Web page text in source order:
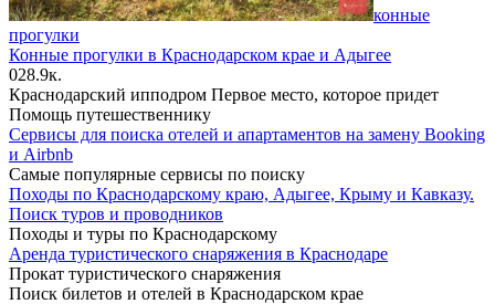
конные
прогулки
Конные прогулки в Краснодарском крае и Адыгее
028.9к.
Краснодарский ипподром Первое место, которое придет
Помощь путешественнику
Сервисы для поиска отелей и апартаментов на замену Booking
и Airbnb
Самые популярные сервисы по поиску
Походы по Краснодарскому краю, Адыгее, Крыму и Кавказу.
Поиск туров и проводников
Походы и туры по Краснодарскому
Аренда туристического снаряжения в Краснодаре
Прокат туристического снаряжения
Поиск билетов и отелей в Краснодарском крае